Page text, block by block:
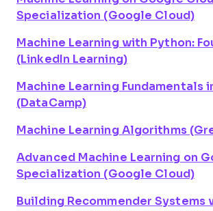
Specialization (Google Cloud)
Machine Learning with Python:
(LinkedIn Learning)
Machine Learning Fundamentals
(DataCamp)
Machine Learning Algorithms
Advanced Machine Learning on
Specialization (Google Cloud)
Building Recommender Systems